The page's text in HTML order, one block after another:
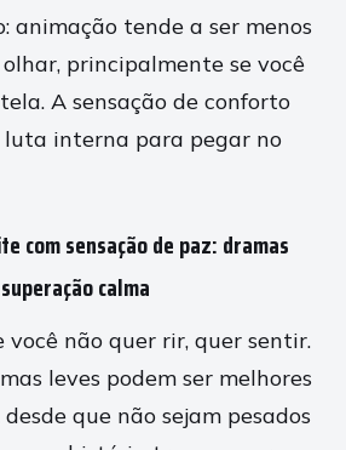
animação tende a ser menos
principalmente se você
A sensação de conforto
interna para pegar no
com sensação de paz: dramas
calma
você não quer rir, quer sentir.
leves podem ser melhores
que não sejam pesados